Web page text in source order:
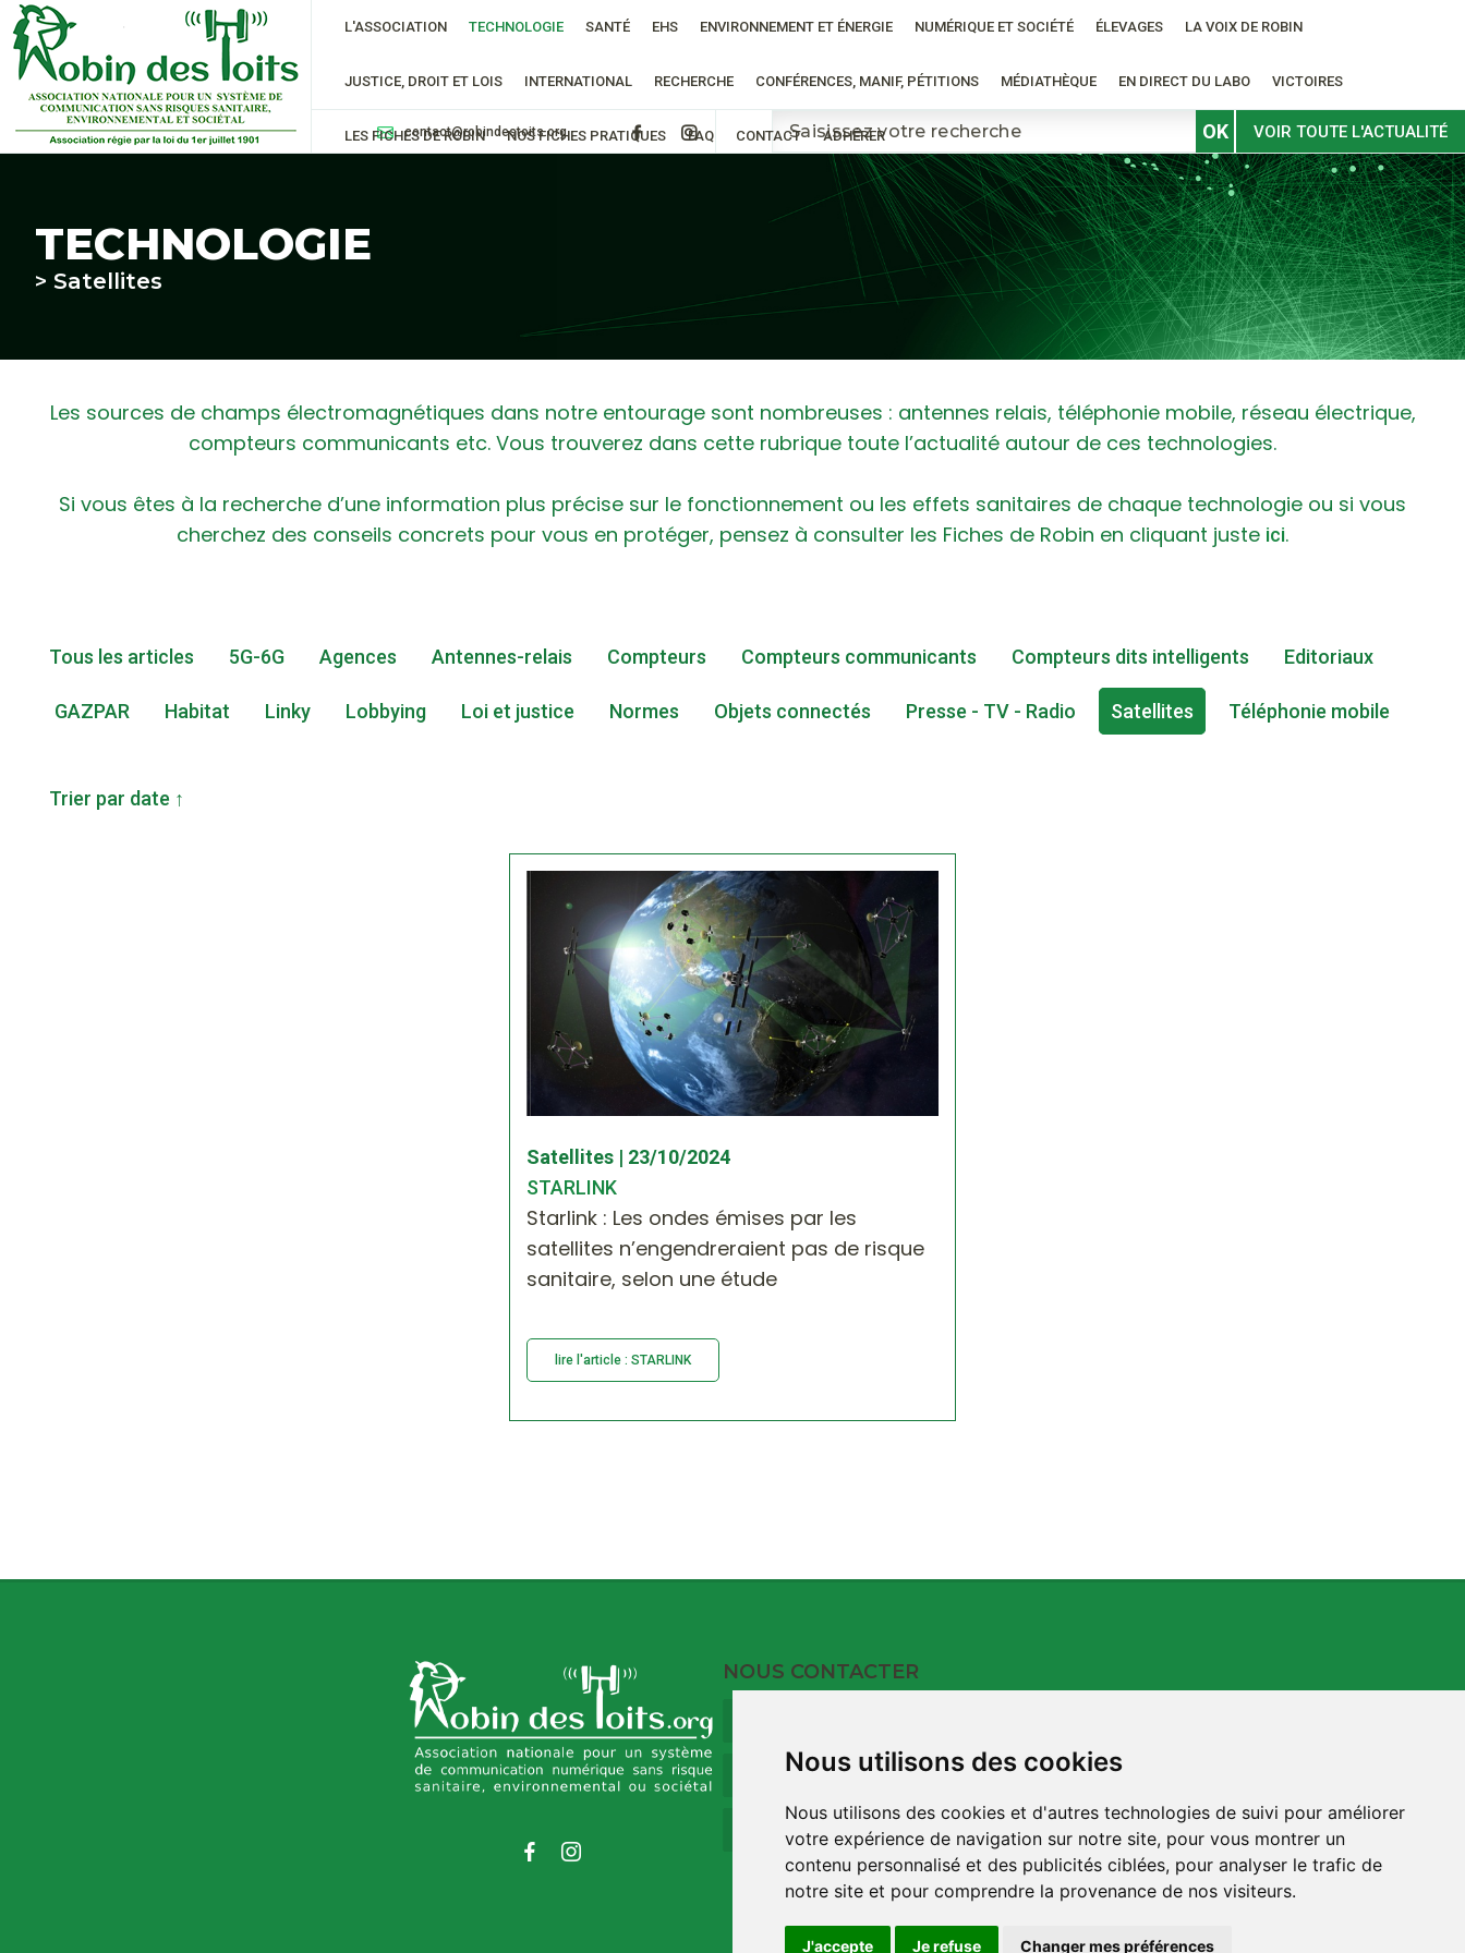
Nous utilisons des cookies
Nous utilisons des cookies et d'autres technologies de suivi pour améliorer
votre expérience de navigation sur notre site, pour vous montrer un
contenu personnalisé et des publicités ciblées, pour analyser le trafic de
notre site et pour comprendre la provenance de nos visiteurs.
J'accepte Je refuse Changer mes préférences
TECHNOLOGIE
> Satellites
L'ASSOCIATION TECHNOLOGIE SANTÉ EHS ENVIRONNEMENT ET ÉNERGIE NUMÉRIQUE ET SOCIÉTÉ ÉLEVAGES LA VOIX DE ROBIN
JUSTICE, DROIT ET LOIS INTERNATIONAL RECHERCHE CONFÉRENCES, MANIF, PÉTITIONS MÉDIATHÈQUE EN DIRECT DU LABO VICTOIRES
LES FICHES DE ROBIN NOS FICHES PRATIQUES FAQ CONTACT ADHÉRER
contact@robindestoits.org OK VOIR TOUTE L'ACTUALITÉ
Les sources de champs électromagnétiques dans notre entourage sont nombreuses : antennes relais, téléphonie mobile, réseau électrique,
compteurs communicants etc. Vous trouverez dans cette rubrique toute l’actualité autour de ces technologies.
Si vous êtes à la recherche d’une information plus précise sur le fonctionnement ou les effets sanitaires de chaque technologie ou si vous
cherchez des conseils concrets pour vous en protéger, pensez à consulter les Fiches de Robin en cliquant juste ici.
Tous les articles 5G-6G Agences Antennes-relais Compteurs Compteurs communicants Compteurs dits intelligents Editoriaux
GAZPAR Habitat Linky Lobbying Loi et justice Normes Objets connectés Presse - TV - Radio Satellites Téléphonie mobile
Trier par date ↑
Satellites | 23/10/2024
STARLINK
Starlink : Les ondes émises par les
satellites n’engendreraient pas de risque
sanitaire, selon une étude
lire l'article : STARLINK
NOUS CONTACTER
09 73 32 35 00
contact@robindestoits.org